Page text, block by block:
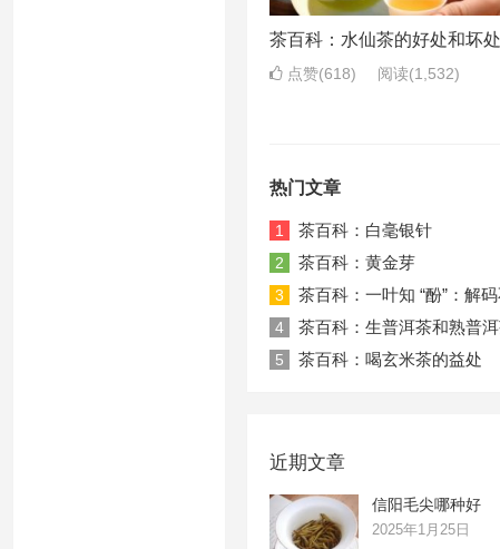
茶百科：水仙茶的好处和坏处
点赞(618) 阅读(1,532)
热门文章
1 茶百科：白毫银针
2 茶百科：黄金芽
3 茶百科：一叶知 “酚”：解
4 茶百科：生普洱茶和熟普洱
5 茶百科：喝玄米茶的益处
近期文章
信阳毛尖哪种好
2025年1月25日